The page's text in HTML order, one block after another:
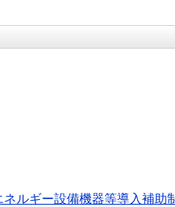
ルギー設備機器等導入補助